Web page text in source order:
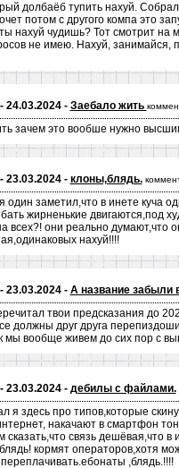
долбаёб тупить нахуй.
потом с другого компа это
нахуй чудишь? Тот смотрит на
не имею. Нахуй, занимайся,
24.03.2024 - Заебало жить
зачем это вообше нужно
- 23.03.2024 - клоны,блядь.
один заметил,что в инете куча
жирненькие двигаются,под
всех?! они реально думают,что
нахуй!!!!
23.03.2024 - А название забыли
твои предсказания до
должны друг друга
мы вообще живем до сих пор с
23.03.2024 - дебилы с файлами.
я здесь про типов,которые
накачают в смартфон
сказать,что связь дешёвая,что
кормят операторов,хотя
переплачивать.ебонаты ,блядь.!!!!